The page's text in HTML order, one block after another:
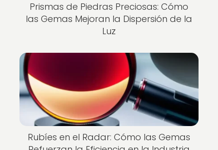
Prismas de Piedras Preciosas: Cómo
las Gemas Mejoran la Dispersión de la
Luz
Rubíes en el Radar: Cómo las Gemas